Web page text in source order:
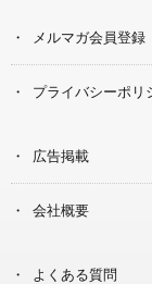
メルマガ会員登録
プライバシーポリ
広告掲載
会社概要
よくある質問